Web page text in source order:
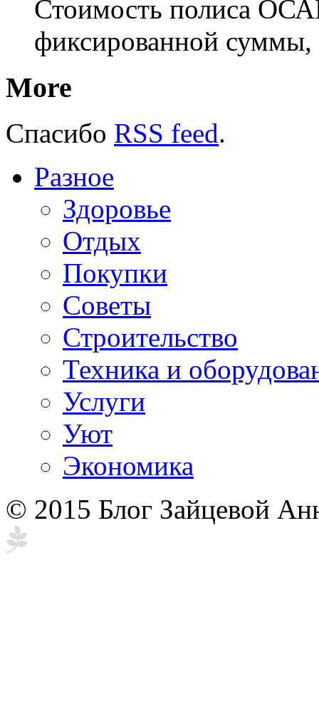
Стоимость полиса
фиксированной
More
Спасибо RSS feed.
Разное
Здоровье
Отдых
Покупки
Советы
Строительство
Техника и
Услуги
Уют
Экономика
© 2015 Блог Зайцевой